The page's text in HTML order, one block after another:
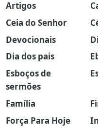
Artigos
Ceia do Senhor
Devocionais
Dia dos pais
Esboços de
sermões
Família
Força Para Hoje